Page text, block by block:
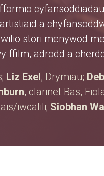
cyfansoddiadau
a
stori menywod
ffilm, adrodd a
Liz Exel, Drymiau;
, clarinet Bas,
iwcalili; Siobhan